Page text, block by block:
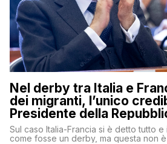
Nel derby tra Italia e
dei migranti, l’unico
Presidente della
Sul caso Italia-Francia si è detto tutto e
come fosse un derby, ma questa non